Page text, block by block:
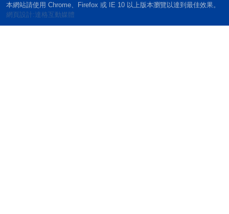
本網站請使用 Chrome、Firefox 或 IE 10 以上版本瀏覽以達到最佳效果。
網頁設計:達格互動媒體